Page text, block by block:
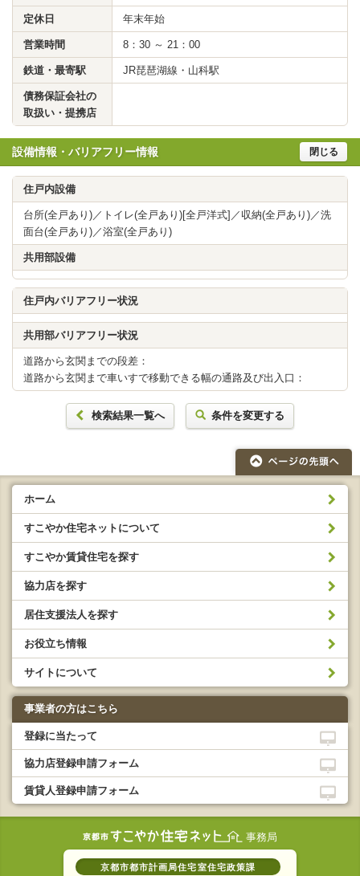
定休日 年末年始
営業時間 8：30 ～ 21：00
鉄道・最寄駅 JR琵琶湖線・山科駅
債務保証会社の
取扱い・提携店
設備情報・バリアフリー情報 閉じる
住戸内設備
台所(全戸あり)／トイレ(全戸あり)[全戸洋式]／収納(全戸あり)／洗
面台(全戸あり)／浴室(全戸あり)
共用部設備
住戸内バリアフリー状況
共用部バリアフリー状況
道路から玄関までの段差：
道路から玄関まで車いすで移動できる幅の通路及び出入口：
検索結果一覧へ 条件を変更する
ホーム
すこやか住宅ネットについて
すこやか賃貸住宅を探す
協力店を探す
居住支援法人を探す
お役立ち情報
サイトについて
事業者の方はこちら
登録に当たって
協力店登録申請フォーム
賃貸人登録申請フォーム
事務局
京都市都市計画局住宅室住宅政策課